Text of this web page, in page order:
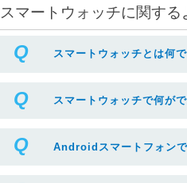
スマートウォッチに関す
スマートウォッチとは何
スマートウォッチで何が
Androidスマートフォンで